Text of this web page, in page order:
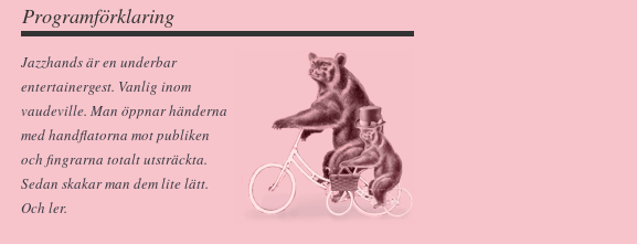
Programförklaring
Jazzhands är en underbar
entertainergest. Vanlig inom
vaudeville. Man öppnar händerna
med handflatorna mot publiken
och fingrarna totalt utsträckta.
Sedan skakar man dem lite lätt.
Och ler.